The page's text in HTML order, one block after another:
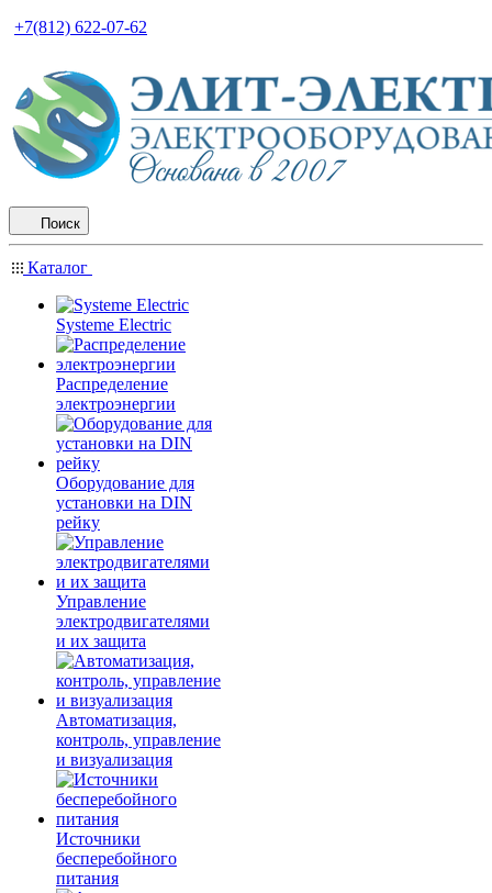
+7(812) 622-07-62
Поиск
Каталог
Systeme Electric
Распределение
электроэнергии
Оборудование для
установки на DIN
рейку
Управление
электродвигателями
и их защита
Автоматизация,
контроль, управление
и визуализация
Источники
бесперебойного
питания